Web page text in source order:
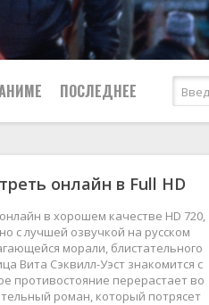
Мелодрамы
Приключения
Семейные
Спорт
Триллеры
ПОСЛЕДНЕЕ
2024
2023
2022
2021
онлайн в Full HD
в хорошем качестве HD 720,
с лучшей озвучкой на русском
морали, блистательного
Вита Сэквилл-Уэст знакомится с
противостояние перерастает во
роман, который потрясет